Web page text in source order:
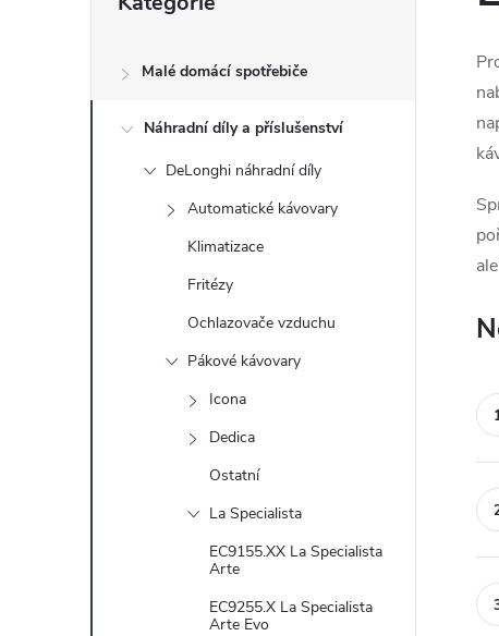
s
kategorie
Malé domácí spotřebiče
Náhradní díly a příslušenství
DeLonghi náhradní díly
Automatické kávovary
Klimatizace
Fritézy
Ochlazovače vzduchu
Pákové kávovary
Icona
Dedica
Ostatní
La Specialista
EC9155.XX La Specialista
Arte
EC9255.X La Specialista
Arte Evo